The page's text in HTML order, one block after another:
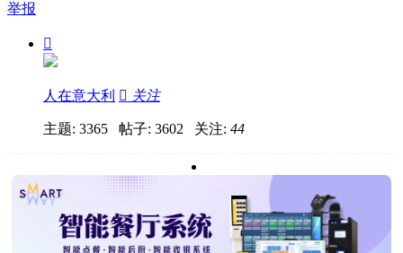
举报

人在意大利  关注
主题: 3365 帖子: 3602 关注: 44